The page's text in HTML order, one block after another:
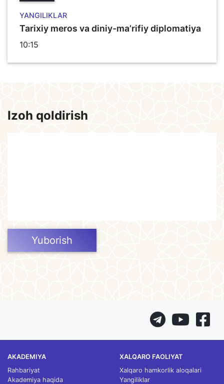
YANGILIKLAR
Tarixiy meros va diniy-ma’rifiy diplomatiya
10:15
Izoh qoldirish
Yuborish
AKADEMIYA
Rahbariyat
Akademiya haqida
XALQARO FAOLIYAT
Xalqaro hamkorlik aloqalari
Yangiliklar